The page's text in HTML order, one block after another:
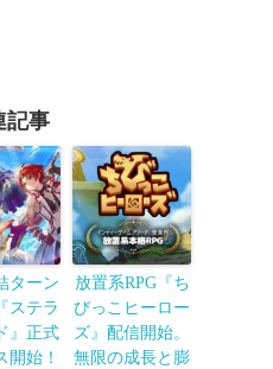
記事
ターン
ステラ
』正式
開始！
放置系RPG『ち
びっこヒーロー
ズ』配信開始。
無限の成長と膨